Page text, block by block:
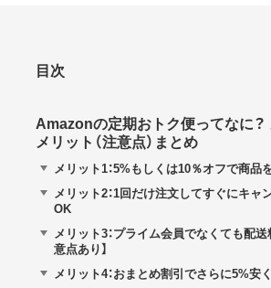
目次
Amazonの定期おトク便ってなに？
メリット（注意点）まとめ
メリット1：5%もしくは10％オフで商品
メリット2：1回だけ注文してすぐにキャ
OK
メリット3：プライム会員でなくても配
意点あり】
メリット4：おまとめ割引でさらに5%安